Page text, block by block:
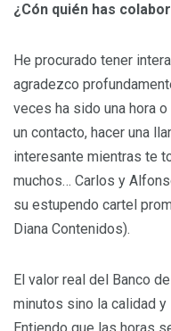
¿Cón quién has
He procurado tener
agradezco
veces ha sido una hora
un contacto, hacer una
interesante mientras te
muchos… Carlos y
su estupendo cartel
Diana Contenidos).
El valor real del Banco
minutos sino la calidad